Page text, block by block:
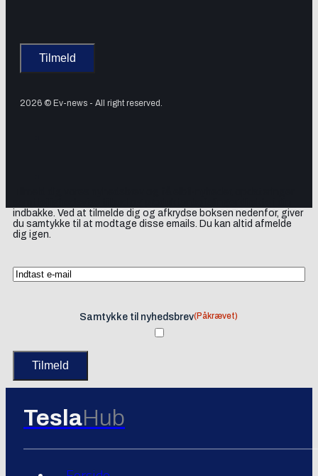
2026 © Ev-news - All right reserved.
indbakke. Ved at tilmelde dig og afkrydse boksen nedenfor, giver
du samtykke til at modtage disse emails. Du kan altid afmelde
dig igen.
Samtykke til nyhedsbrev(Påkrævet)
TeslaHub